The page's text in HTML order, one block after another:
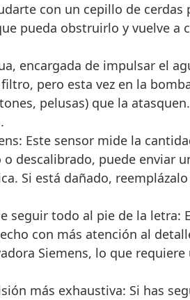
con un cepillo de
pueda obstruirlo y vuelve
encargada de impulsar el
pero esta vez en la
pelusas) que la
Este sensor mide la
descalibrado, puede enviar
Si está dañado,
seguir todo al pie de la letra:
con más atención al
Siemens, lo que
más exhaustiva: Si has